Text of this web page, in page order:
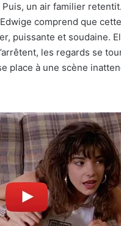
un air familier
comprend que
puissante et soudaine.
les regards se
place à une scène